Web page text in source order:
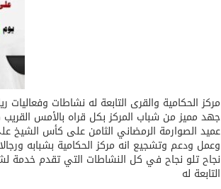
مركز الحكامية والقرى التابعة له نشاطات وفعاليات
جهد مميز من شباب المركز بكل قراه بالأمس
وعمل ودعم وتشجيع انه مركز الحكامية بشبابه
نجاح تلو نجاح في كل النشاطات التي تقدم خدمة
التابعة له